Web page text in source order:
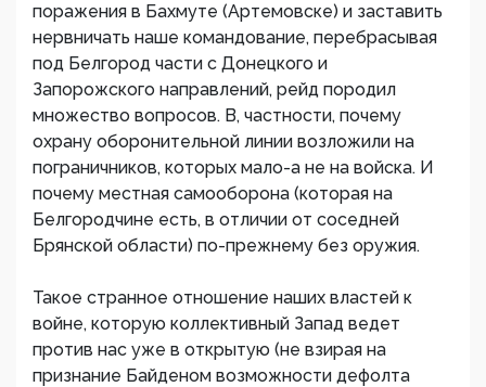
поражения в Бахмуте (Артемовске) и заставить
нервничать наше командование, перебрасывая
под Белгород части с Донецкого и
Запорожского направлений, рейд породил
множество вопросов. В, частности, почему
охрану оборонительной линии возложили на
пограничников, которых мало-а не на войска. И
почему местная самооборона (которая на
Белгородчине есть, в отличии от соседней
Брянской области) по-прежнему без оружия.
Такое странное отношение наших властей к
войне, которую коллективный Запад ведет
против нас уже в открытую (не взирая на
признание Байденом возможности дефолта